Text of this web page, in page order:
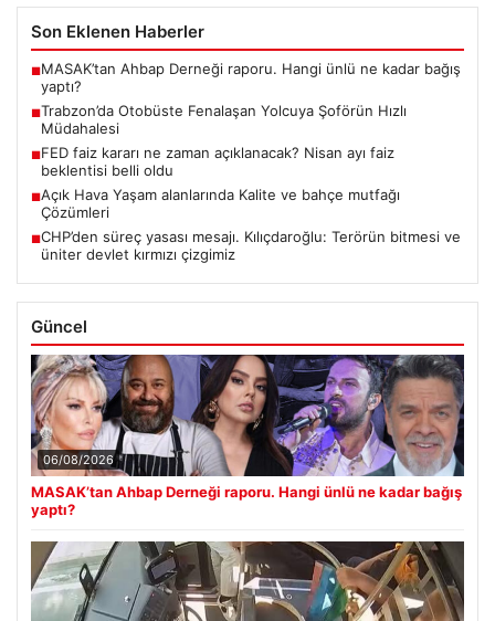
Son Eklenen Haberler
■MASAK’tan Ahbap Derneği raporu. Hangi ünlü ne kadar bağış
yaptı?
■Trabzon’da Otobüste Fenalaşan Yolcuya Şoförün Hızlı
Müdahalesi
■FED faiz kararı ne zaman açıklanacak? Nisan ayı faiz
beklentisi belli oldu
■Açık Hava Yaşam alanlarında Kalite ve bahçe mutfağı
Çözümleri
■CHP’den süreç yasası mesajı. Kılıçdaroğlu: Terörün bitmesi ve
üniter devlet kırmızı çizgimiz
Güncel
06/08/2026
MASAK’tan Ahbap Derneği raporu. Hangi ünlü ne kadar bağış
yaptı?